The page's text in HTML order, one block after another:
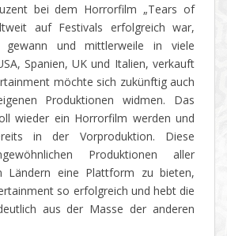
bei dem Horrorfilm „Tears of
auf Festivals erfolgreich war,
gewann und mittlerweile in viele
Spanien, UK und Italien, verkauft
möchte sich zukünftig auch
Produktionen widmen. Das
wieder ein Horrorfilm werden und
in der Vorproduktion. Diese
Produktionen aller
Ländern eine Plattform zu bieten,
so erfolgreich und hebt die
aus der Masse der anderen